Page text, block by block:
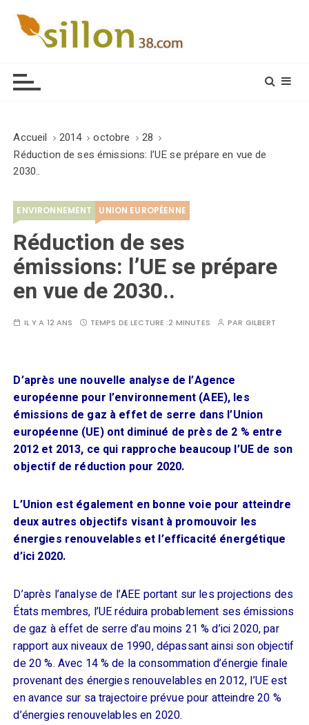
Accueil 2014 octobre
28
Réduction de ses émissions: l’UE se prépare en vue de
2030..
ENVIRONNEMENT UNION EUROPÉENNE
Réduction de ses
émissions: l’UE se prépare
en vue de 2030..
IL Y A 12 ANS TEMPS DE LECTURE :2 MINUTES PAR GILBERT
D’après une nouvelle analyse de l’Agence
européenne pour l’environnement (AEE), les
émissions de gaz à effet de serre dans l’Union
européenne (UE) ont diminué de près de 2 % entre
2012 et 2013, ce qui rapproche beaucoup l’UE de son
objectif de réduction pour 2020.
L’Union est également en bonne voie pour atteindre
deux autres objectifs visant à promouvoir les
énergies renouvelables et l’efficacité énergétique
d’ici 2020.
D’après l’analyse de l’AEE portant sur les projections des
États membres, l’UE réduira probablement ses émissions
de gaz à effet de serre d’au moins 21 % d’ici 2020, par
rapport aux niveaux de 1990, dépassant ainsi son objectif
de 20 %. Avec 14 % de la consommation d’énergie finale
provenant des énergies renouvelables en 2012, l’UE est
en avance sur sa trajectoire prévue pour atteindre 20 %
d’énergies renouvelables en 2020.